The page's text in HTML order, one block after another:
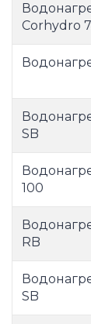
Corhydro
SB
100
RB
SB